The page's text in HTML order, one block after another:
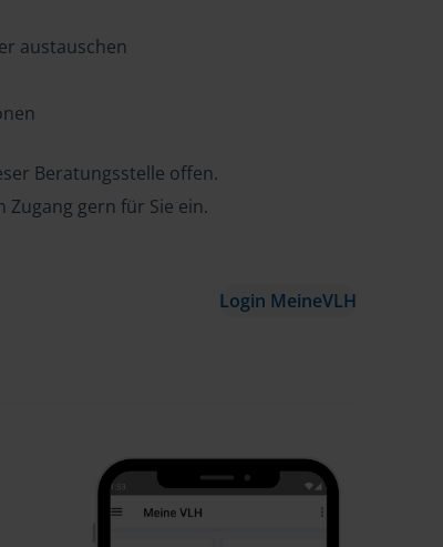
austauschen
Beratungsstelle offen.
gern für Sie ein.
Login MeineVLH